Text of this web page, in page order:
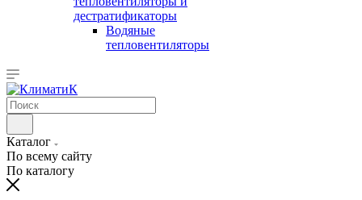
дестратификаторы
Водяные
тепловентиляторы
Каталог
По всему сайту
По каталогу